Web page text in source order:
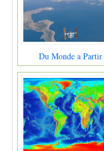
Du Monde a Partir